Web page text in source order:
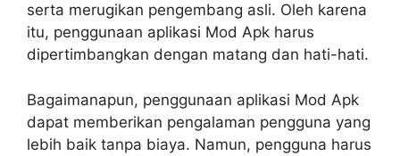
serta merugikan pengembang asli. Oleh karena
itu, penggunaan aplikasi Mod Apk harus
dipertimbangkan dengan matang dan hati-hati.
Bagaimanapun, penggunaan aplikasi Mod Apk
dapat memberikan pengalaman pengguna yang
lebih baik tanpa biaya. Namun, pengguna harus